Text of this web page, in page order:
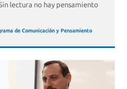
lectura no hay pensamiento
de Comunicación y Pensamiento